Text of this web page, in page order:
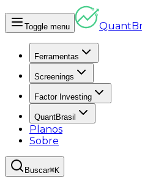
Toggle menu Quant
Ferramentas
Screenings
Factor Investing
QuantBrasil
Planos
Sobre
Buscar⌘K